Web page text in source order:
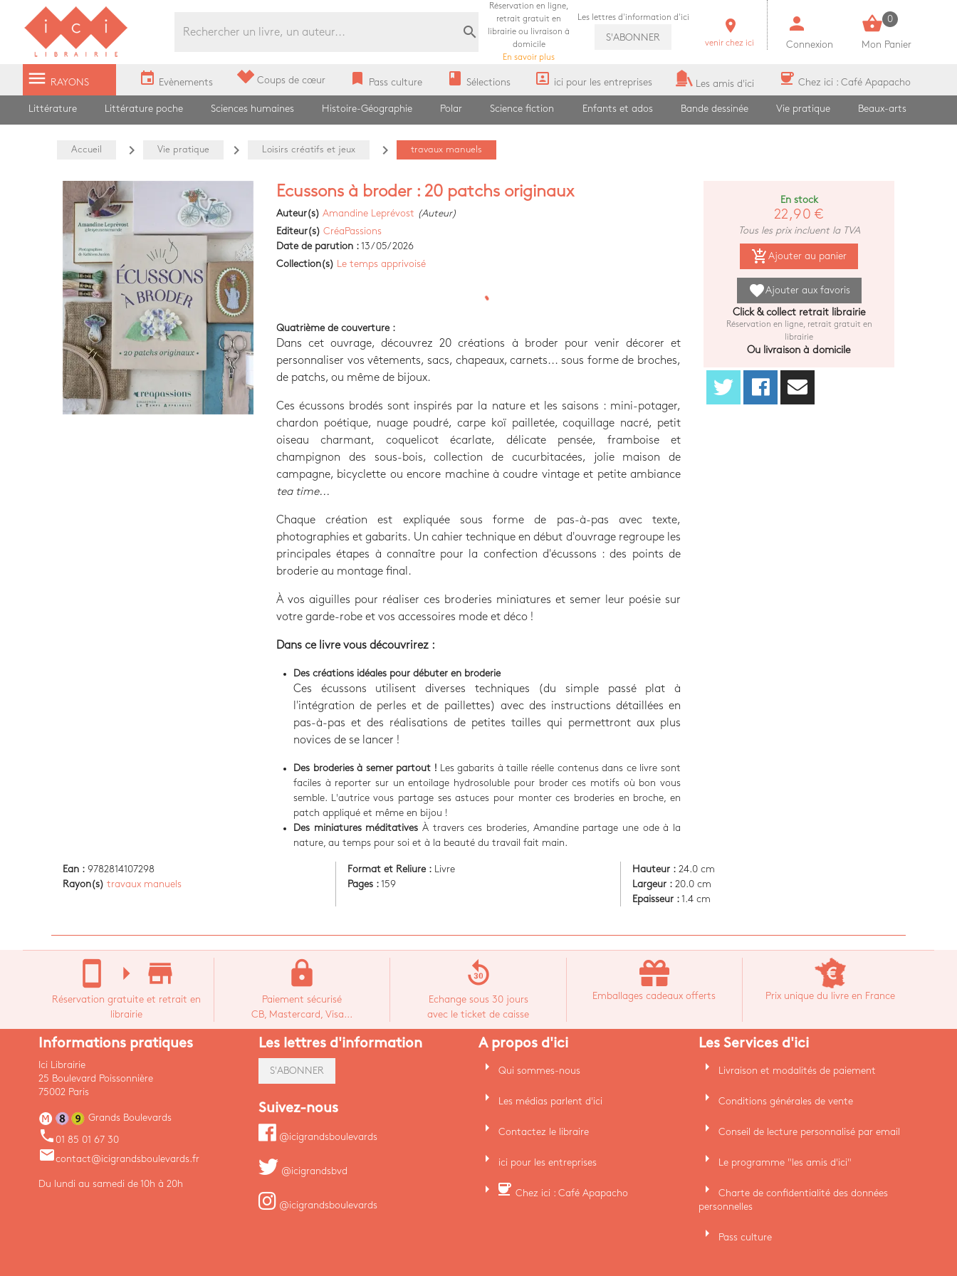
Librairie Ici Grands Boulevards
search
Réservation en ligne,
retrait gratuit en
librairie ou livraison à
domicile
En savoir plus
Les lettres d'information d'ici
S'ABONNER
room
venir chez ici
person
Connexion
shopping_basket 0
Mon Panier
menu RAYONS event Evènements Coups de cœur bookmark Pass culture book Sélections portrait ici pour les entreprises Les amis d'ici coffee Chez ici : Café Apapacho
Littérature Littérature poche Sciences humaines Histoire-Géographie Polar Science fiction Enfants et ados Bande dessinée Vie pratique Beaux-arts
Accueil navigate_next Vie pratique navigate_next Loisirs créatifs et jeux navigate_next travaux manuels
Ecussons à broder : 20 patchs originaux
Auteur(s) Amandine Leprévost (Auteur)
Editeur(s) CréaPassions
Date de parution : 13/05/2026
Collection(s)
Le temps apprivoisé
Quatrième de couverture :
Dans cet ouvrage, découvrez 20 créations à broder pour venir décorer et
personnaliser vos vêtements, sacs, chapeaux, carnets... sous forme de broches,
de patchs, ou même de bijoux.
Ces écussons brodés sont inspirés par la nature et les saisons : mini-potager,
chardon poétique, nuage poudré, carpe koï pailletée, coquillage nacré, petit
oiseau charmant, coquelicot écarlate, délicate pensée, framboise et
champignon des sous-bois, collection de cucurbitacées, jolie maison de
campagne, bicyclette ou encore machine à coudre vintage et petite ambiance
tea time...
Chaque création est expliquée sous forme de pas-à-pas avec texte,
photographies et gabarits. Un cahier technique en début d'ouvrage regroupe les
principales étapes à connaître pour la confection d'écussons : des points de
broderie au montage final.
À vos aiguilles pour réaliser ces broderies miniatures et semer leur poésie sur
votre garde-robe et vos accessoires mode et déco !
Dans ce livre vous découvrirez :
Des créations idéales pour débuter en broderie
Ces écussons utilisent diverses techniques (du simple passé plat à
l'intégration de perles et de paillettes) avec des instructions détaillées en
pas-à-pas et des réalisations de petites tailles qui permettront aux plus
novices de se lancer !
Des broderies à semer partout ! Les gabarits à taille réelle contenus dans ce livre sont
faciles à reporter sur un entoilage hydrosoluble pour broder ces motifs où bon vous
semble. L'autrice vous partage ses astuces pour monter ces broderies en broche, en
patch appliqué et même en bijou !
Des miniatures méditatives À travers ces broderies, Amandine partage une ode à la
nature, au temps pour soi et à la beauté du travail fait main.
En stock
22,90 €
Tous les prix incluent la TVA
add_shopping_cart Ajouter au panier
favoriteAjouter aux favoris
Click & collect retrait librairie
Réservation en ligne, retrait gratuit en
librairie
Ou livraison à domicile
Ean : 9782814107298
Rayon(s) travaux manuels
Format et Reliure :
Livre
Pages : 159
Hauteur : 24.0 cm
Largeur : 20.0 cm
Epaisseur : 1.4 cm
stay_current_portrait arrow_right store_mall_directory
Réservation gratuite et retrait en
librairie
lock
Paiement sécurisé
CB, Mastercard, Visa...
replay_30
Echange sous 30 jours
avec le ticket de caisse
Emballages cadeaux offerts Prix unique du livre en France
Informations pratiques
Ici Librairie
25 Boulevard Poissonnière
75002 Paris
Grands Boulevards
phone 01 85 01 67 30
emailcontact@icigrandsboulevards.fr
Du lundi au samedi de 10h à 20h
Les lettres d'information
S'ABONNER
Suivez-nous
@icigrandsboulevards
@icigrandsbvd
@icigrandsboulevards
A propos d'ici
arrow_right Qui sommes-nous
arrow_right Les médias parlent d'ici
arrow_right Contactez le libraire
arrow_right ici pour les entreprises
arrow_right coffee Chez ici : Café Apapacho
Les Services d'ici
arrow_right Livraison et modalités de paiement
arrow_right Conditions générales de vente
arrow_right Conseil de lecture personnalisé par email
arrow_right Le programme "les amis d'ici"
arrow_right
Charte de confidentialité des données
personnelles
arrow_right Pass culture